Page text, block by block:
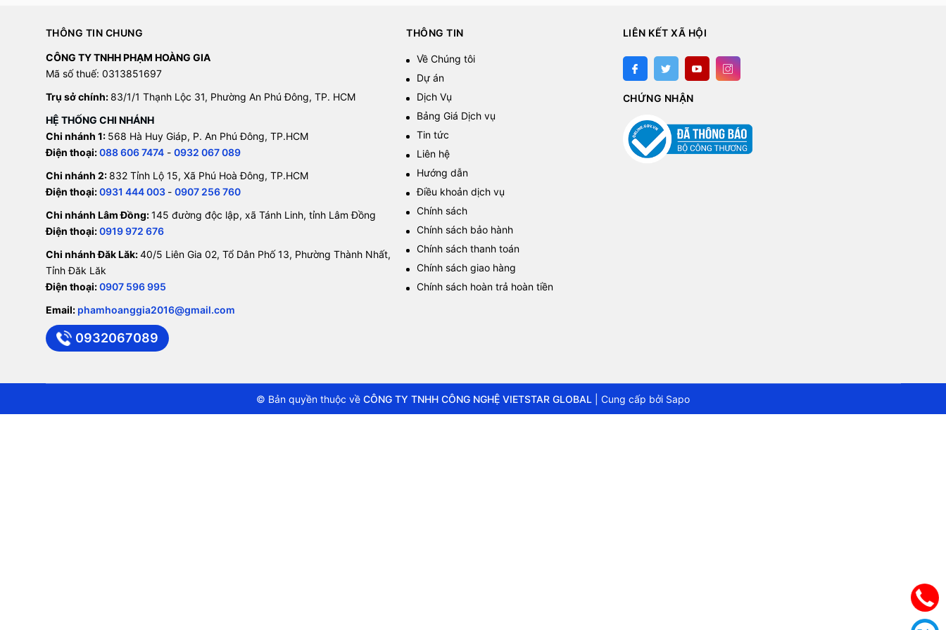
THÔNG TIN CHUNG
CÔNG TY TNHH PHẠM HOÀNG GIA
Mã số thuế: 0313851697
Trụ sở chính: 83/1/1 Thạnh Lộc 31, Phường An Phú Đông, TP. HCM
HỆ THỐNG CHI NHÁNH
Chi nhánh 1: 568 Hà Huy Giáp, P. An Phú Đông, TP.HCM
Điện thoại:088 606 7474- 0932 067 089
Chi nhánh 2: 832 Tỉnh Lộ 15, Xã Phú Hoà Đông, TP.HCM
Điện thoại:0931 444 003 - 0907 256 760
Chi nhánh Lâm Đồng:145 đường độc lập, xã Tánh Linh, tỉnh Lâm Đồng
Điện thoại:0919 972 676
Chi nhánh Đăk Lăk:40/5 Liên Gia 02, Tổ Dân Phố 13, Phường Thành Nhất,
Tỉnh Đăk Lăk
Điện thoại:0907 596 995
Email: phamhoanggia2016@gmail.com
0932067089
THÔNG TIN
Về Chúng tôi
Dự án
Dịch Vụ
Bảng Giá Dịch vụ
Tin tức
Liên hệ
Hướng dẫn
Điều khoản dịch vụ
Chính sách
Chính sách bảo hành
Chính sách thanh toán
Chính sách giao hàng
Chính sách hoàn trả hoàn tiền
LIÊN KẾT XÃ HỘI
CHỨNG NHẬN
© Bản quyền thuộc về CÔNG TY TNHH CÔNG NGHỆ VIETSTAR GLOBAL Cung cấp bởi Sapo